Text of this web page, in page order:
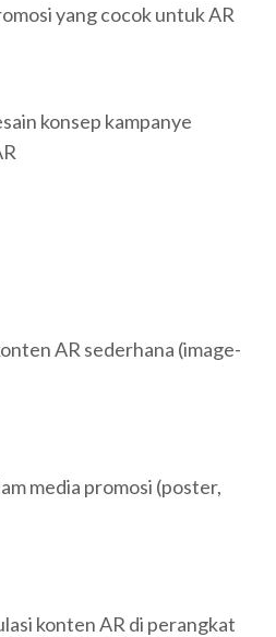
yang cocok untuk AR
konsep kampanye
AR sederhana (image-
media promosi (poster,
konten AR di perangkat